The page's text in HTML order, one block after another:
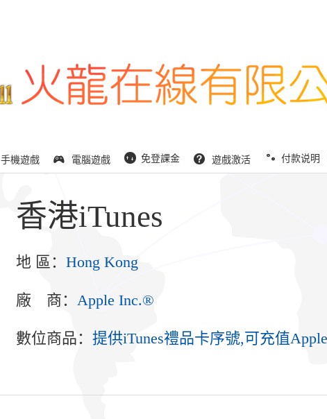
手機遊戲 電腦遊戲 免登課金 遊戲激活 付款说明
香港iTunes
地 區： Hong Kong
廠 商： Apple Inc.®
數位商品： 提供iTunes禮品卡序號,可充值